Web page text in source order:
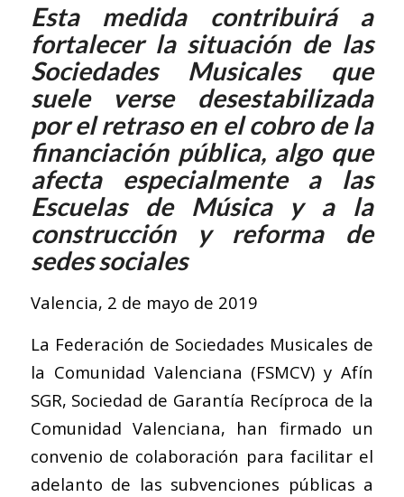
Esta medida contribuirá a
fortalecer la situación de las
Sociedades Musicales que
suele verse desestabilizada
por el retraso en el cobro de la
financiación pública, algo que
afecta especialmente a las
Escuelas de Música y a la
construcción y reforma de
sedes sociales
Valencia, 2 de mayo de 2019
La Federación de Sociedades Musicales de
la Comunidad Valenciana (FSMCV) y Afín
SGR, Sociedad de Garantía Recíproca de la
Comunidad Valenciana, han firmado un
convenio de colaboración para facilitar el
adelanto de las subvenciones públicas a